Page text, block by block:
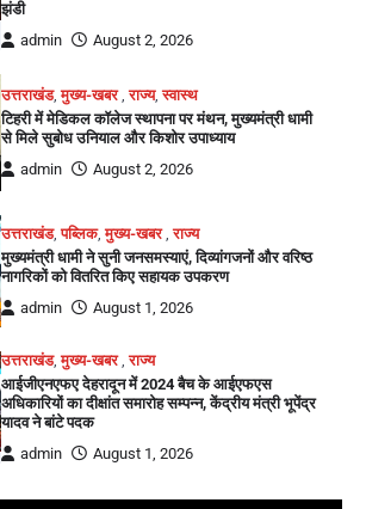
झंडी
admin
August 2, 2026
उत्तराखंड,मुख्य-खबर ,राज्य,स्वास्थ
टिहरी में मेडिकल कॉलेज स्थापना पर मंथन, मुख्यमंत्री धामी
से मिले सुबोध उनियाल और किशोर उपाध्याय
admin
August 2, 2026
उत्तराखंड,पब्लिक,मुख्य-खबर ,राज्य
मुख्यमंत्री धामी ने सुनी जनसमस्याएं, दिव्यांगजनों और वरिष्ठ
नागरिकों को वितरित किए सहायक उपकरण
admin
August 1, 2026
उत्तराखंड,मुख्य-खबर,राज्य
आईजीएनएफए देहरादून में 2024 बैच के आईएफएस
अधिकारियों का दीक्षांत समारोह सम्पन्न, केंद्रीय मंत्री भूपेंद्र
यादव ने बांटे पदक
admin
August 1, 2026